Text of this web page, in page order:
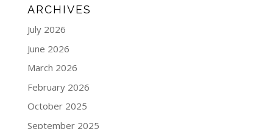
ARCHIVES
July 2026
June 2026
March 2026
February 2026
October 2025
September 2025